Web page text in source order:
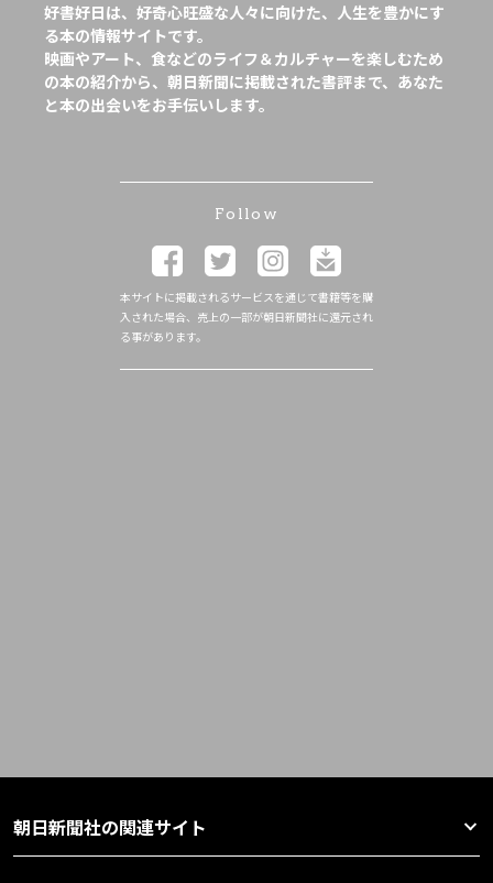
好書好日は、好奇心旺盛な人々に向けた、人生を豊かにす
る本の情報サイトです。
映画やアート、食などのライフ＆カルチャーを楽しむため
の本の紹介から、朝日新聞に掲載された書評まで、あなた
と本の出会いをお手伝いします。
Follow
本サイトに掲載されるサービスを通じて書籍等を購
入された場合、売上の一部が朝日新聞社に還元され
る事があります。
朝日新聞社の関連サイト